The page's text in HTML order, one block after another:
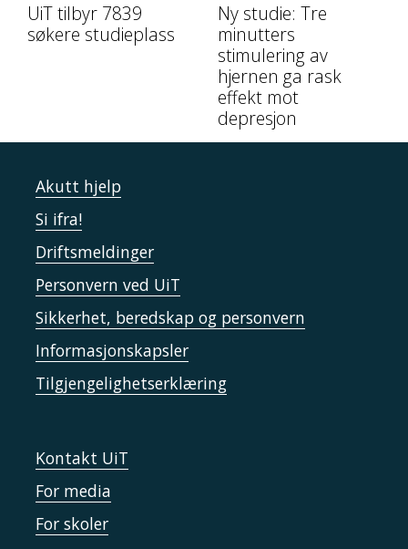
UiT tilbyr 7839
søkere studieplass
Ny studie: Tre
minutters
stimulering av
hjernen ga rask
effekt mot
depresjon
Akutt hjelp
Si ifra!
Driftsmeldinger
Personvern ved UiT
Sikkerhet, beredskap og personvern
Informasjonskapsler
Tilgjengelighetserklæring
Kontakt UiT
For media
For skoler